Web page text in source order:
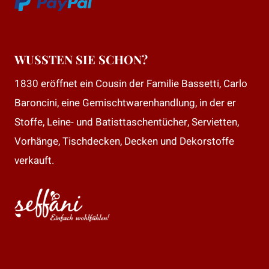
WUSSTEN SIE SCHON?
1830 eröffnet ein Cousin der Familie Bassetti, Carlo
Baroncini, eine Gemischtwarenhandlung, in der er
Stoffe, Leine- und Batisttaschentücher, Servietten,
Vorhänge, Tischdecken, Decken und Dekorstoffe
verkauft.